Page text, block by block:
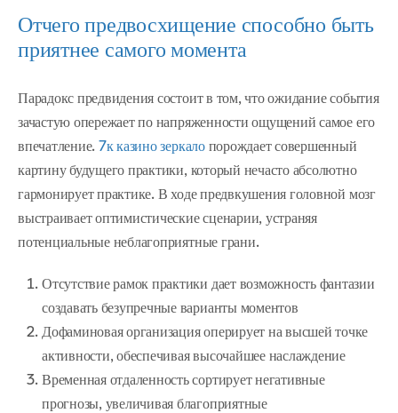
Отчего предвосхищение способно быть
приятнее самого момента
Парадокс предвидения состоит в том, что ожидание события
зачастую опережает по напряженности ощущений самое его
впечатление. 7к казино зеркалопорождает совершенный
картину будущего практики, который нечасто абсолютно
гармонирует практике. В ходе предвкушения головной мозг
выстраивает оптимистические сценарии, устраняя
потенциальные неблагоприятные грани.
Отсутствие рамок практики дает возможность фантазии
создавать безупречные варианты моментов
Дофаминовая организация оперирует на высшей точке
активности, обеспечивая высочайшее наслаждение
Временная отдаленность сортирует негативные
прогнозы, увеличивая благоприятные